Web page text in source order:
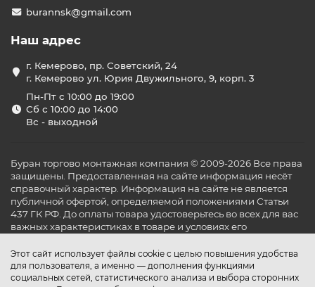
Этот сайт использует файлы cookie с целью повышения удобства
для пользователя, а именно — дополнения функциями
социальных сетей, статистического анализа и выбора сторонних
burannsk@gmail.com
Наш адрес
г. Кемерово, пр. Советский, 24
г. Кемерово ул. Юрия Двужильного, 9, корп. 3
Пн-Пт с 10:00 до 19:00
Сб с 10:00 до 14:00
Вс - выходной
Буран торгово монтажная компания © 2009-2026 Все права
защищены. Предоставленная на сайте информация несёт
справочный характер. Информация на сайте не является
публичной офертой, определяемой положениями Статьи
437 ГК РФ. До оплаты товара удостоверьтесь во всех для вас
важных характеристиках в товаре и условиях его